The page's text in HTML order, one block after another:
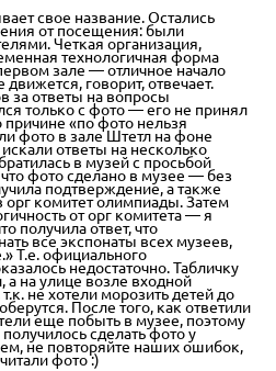
свое название. Остались
от посещения: были
Четкая организация,
технологичная форма
зале — отличное начало
говорит, отвечает.
за ответы на вопросы
только с фото — его не принял
«по фото нельзя
фото в зале Штетл на фоне
ответы на несколько
в музей с просьбой
фото сделано в музее — без
подтверждение, а также
орг комитет олимпиады. Затем
от орг комитета — я
получила ответ, что
все экспонаты всех музеев,
Т.е. официального
недостаточно. Табличку
на улице возле входной
не хотели морозить детей до
После того, как ответили
еще побыть в музее, поэтому
сделать фото у
не повторяйте наших ошибок,
фото :)